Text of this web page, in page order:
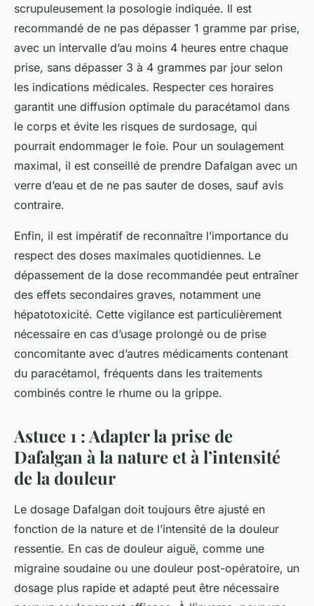
scrupuleusement la posologie indiquée. Il est
recommandé de ne pas dépasser 1 gramme par prise,
avec un intervalle d’au moins 4 heures entre chaque
prise, sans dépasser 3 à 4 grammes par jour selon
les indications médicales. Respecter ces horaires
garantit une diffusion optimale du paracétamol dans
le corps et évite les risques de surdosage, qui
pourrait endommager le foie. Pour un soulagement
maximal, il est conseillé de prendre Dafalgan avec un
verre d’eau et de ne pas sauter de doses, sauf avis
contraire.
Enfin, il est impératif de reconnaître l’importance du
respect des doses maximales quotidiennes. Le
dépassement de la dose recommandée peut entraîner
des effets secondaires graves, notamment une
hépatotoxicité. Cette vigilance est particulièrement
nécessaire en cas d’usage prolongé ou de prise
concomitante avec d’autres médicaments contenant
du paracétamol, fréquents dans les traitements
combinés contre le rhume ou la grippe.
Astuce 1 : Adapter la prise de
Dafalgan à la nature et à l’intensité
de la douleur
Le dosage Dafalgan doit toujours être ajusté en
fonction de la nature et de l’intensité de la douleur
ressentie. En cas de douleur aiguë, comme une
migraine soudaine ou une douleur post-opératoire, un
dosage plus rapide et adapté peut être nécessaire